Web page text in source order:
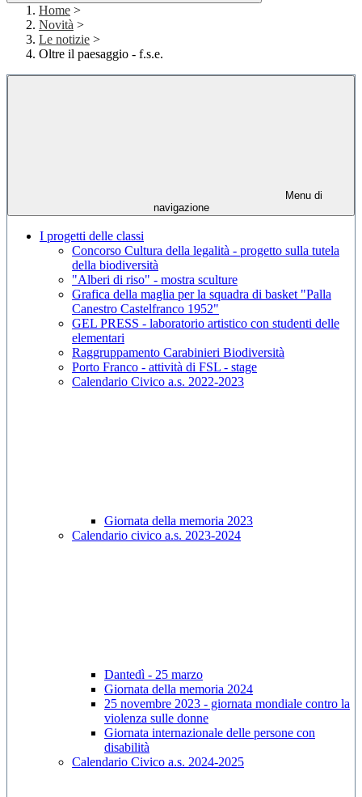
Home >
Novità >
Le notizie >
Oltre il paesaggio - f.s.e.
Menu di
navigazione
I progetti delle classi
Concorso Cultura della legalità - progetto sulla tutela
della biodiversità
"Alberi di riso" - mostra sculture
Grafica della maglia per la squadra di basket "Palla
Canestro Castelfranco 1952"
GEL PRESS - laboratorio artistico con studenti delle
elementari
Raggruppamento Carabinieri Biodiversità
Porto Franco - attività di FSL - stage
Calendario Civico a.s. 2022-2023
Giornata della memoria 2023
Calendario civico a.s. 2023-2024
Dantedì - 25 marzo
Giornata della memoria 2024
25 novembre 2023 - giornata mondiale contro la
violenza sulle donne
Giornata internazionale delle persone con
disabilità
Calendario Civico a.s. 2024-2025